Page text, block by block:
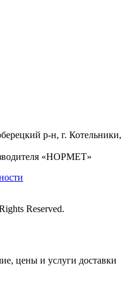
р-н, г. Котельники,
«НОРМЕТ»
Reserved.
цены и услуги доставки